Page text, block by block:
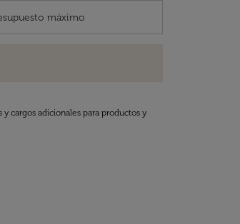
cargos adicionales para productos y